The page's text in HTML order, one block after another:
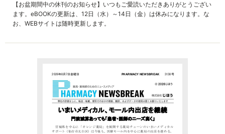
【お盆期間中の休刊のお知らせ】いつもご愛読いただきありがとうござい
ます。eBOOKの更新は、12日（水）～14日（金）は休みになります。な
お、WEBサイトは随時更新します。